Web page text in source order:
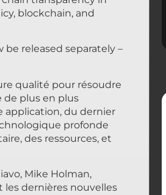
blockchain, and
released separately –
qualité pour résoudre
de plus en plus
application, du dernier
profonde
des ressources, et
Mike Holman,
les dernières nouvelles